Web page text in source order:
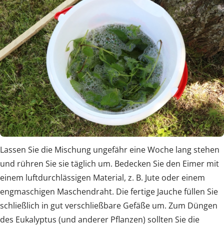
Lassen Sie die Mischung ungefähr eine Woche lang stehen
und rühren Sie sie täglich um. Bedecken Sie den Eimer mit
einem luftdurchlässigen Material, z. B. Jute oder einem
engmaschigen Maschendraht. Die fertige Jauche füllen Sie
schließlich in gut verschließbare Gefäße um. Zum Düngen
des Eukalyptus (und anderer Pflanzen) sollten Sie die